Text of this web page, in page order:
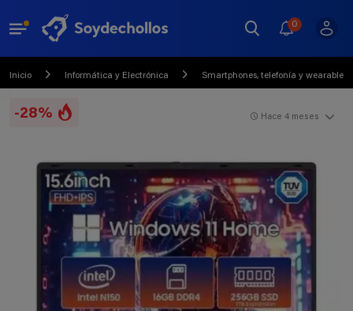
0
Inicio Informática y Electrónica Smartphones, telefonía y wearables
-28% Hace 4 meses